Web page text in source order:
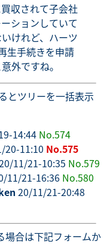
収されて子会社
ションしていて
けれど、ハーツ
生手続きを申請
外ですね。
とツリーを一括表示
14:44 No.574
11:10 No.575
11/21-10:35 No.579
11/21-16:36 No.580
20/11/21-20:48
場合は下記フォームか